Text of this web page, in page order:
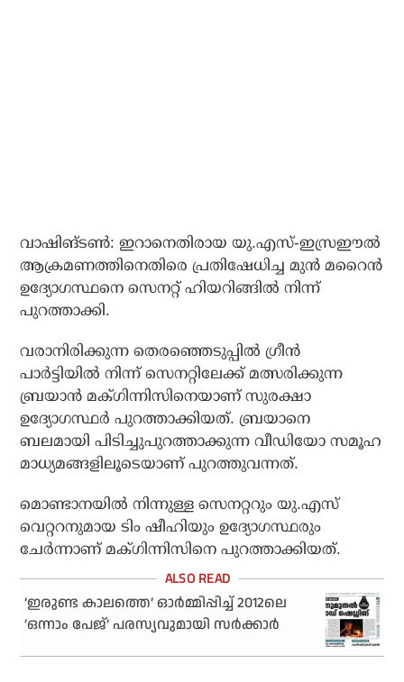
വാഷിങ്ടണ്‍: ഇറാനെതിരായ യു.എസ്-ഇസ്രഈല്‍
ആക്രമണത്തിനെതിരെ പ്രതിഷേധിച്ച മുന്‍ മറൈന്‍
ഉദ്യോഗസ്ഥനെ സെനറ്റ് ഹിയറിങ്ങില്‍ നിന്ന്
പുറത്താക്കി.
വരാനിരിക്കുന്ന തെരഞ്ഞെടുപ്പില്‍ ഗ്രീന്‍
പാര്‍ട്ടിയില്‍ നിന്ന് സെനറ്റിലേക്ക് മത്സരിക്കുന്ന
ബ്രയാന്‍ മക്ഗിന്നിസിനെയാണ് സുരക്ഷാ
ഉദ്യോഗസ്ഥര്‍ പുറത്താക്കിയത്. ബ്രയാനെ
ബലമായി പിടിച്ചുപുറത്താക്കുന്ന വീഡിയോ സമൂഹ
മാധ്യമങ്ങളിലൂടെയാണ് പുറത്തുവന്നത്.
മൊണ്ടാനയില്‍ നിന്നുള്ള സെനറ്ററും യു.എസ്
വെറ്ററനുമായ ടിം ഷീഹിയും ഉദ്യോഗസ്ഥരും
ചേര്‍ന്നാണ് മക്ഗിന്നിസിനെ പുറത്താക്കിയത്.
‘ഇരുണ്ട കാലത്തെ’ ഓര്‍മ്മിപ്പിച്ച് 2012ലെ
‘ഒന്നാം പേജ്’ പരസ്യവുമായി സര്‍ക്കാര്‍